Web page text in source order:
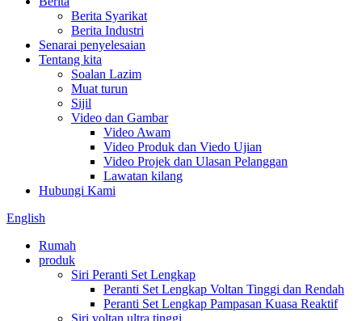
Berita Syarikat
Berita Industri
Senarai penyelesaian
Tentang kita
Soalan Lazim
Muat turun
Sijil
Video dan Gambar
Video Awam
Video Produk dan Viedo Ujian
Video Projek dan Ulasan Pelanggan
Lawatan kilang
Hubungi Kami
English
Rumah
produk
Siri Peranti Set Lengkap
Peranti Set Lengkap Voltan Tinggi dan Rendah
Peranti Set Lengkap Pampasan Kuasa Reaktif
Siri voltan ultra tinggi